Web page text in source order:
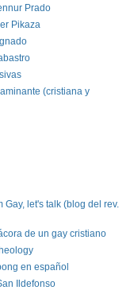
Prado
Pikaza
(cristiana y
Gay, let's talk (blog del rev.
de un gay cristiano
en español
Ildefonso